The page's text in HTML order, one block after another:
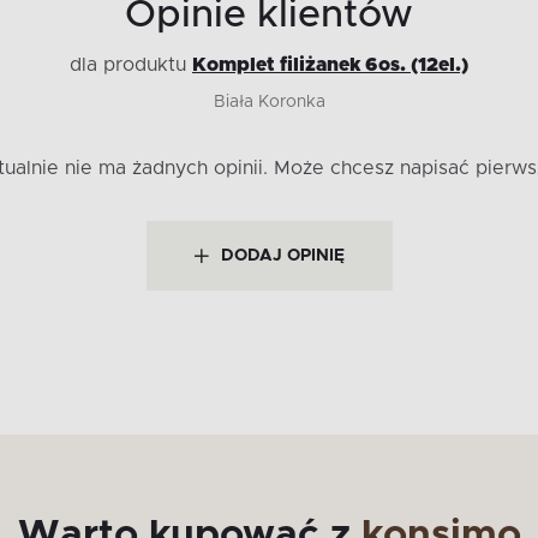
Opinie klientów
dla produktu Komplet filiżanek 6os. (12el.)
Biała Koronka
nie ma żadnych opinii. Może chcesz napisać
DODAJ OPINIĘ